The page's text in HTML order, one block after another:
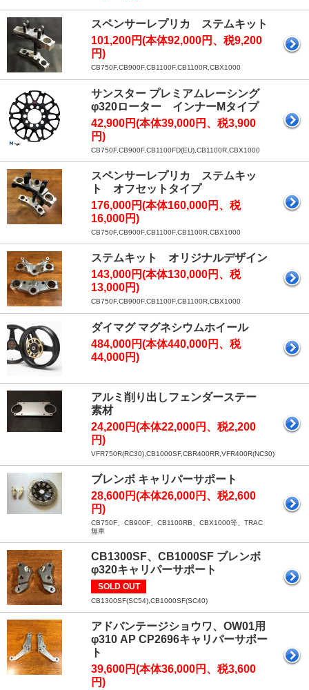
スペンサーレプリカ ステムキット
101,200円(本体92,000円、税9,200
円)
CB750F,CB900F,CB1100F,CB1100R,CBX1000
サンスター プレミアムレーシング
φ320ローター インナーMタイプ
42,900円(本体39,000円、税3,900
円)
CB750F,CB900F,CB1100FD(EU),CB1100R,CBX1000
スペンサーレプリカ ステムキッ
ト オフセットタイプ
176,000円(本体160,000円、税
16,000円)
CB750F,CB900F,CB1100F,CB1100R,CBX1000
ステムキット オリジナルデザイン
143,000円(本体130,000円、税
13,000円)
CB750F,CB900F,CB1100F,CB1100R,CBX1000
ダイマグ マグネシウムホイール
484,000円(本体440,000円、税
44,000円)
アルミ削り出しフェンダーステー
素材
24,200円(本体22,000円、税2,200
円)
VFR750R(RC30),CB1000SF,CBR400RR,VFR400R(NC30)
ブレンボ キャリパーサポート
28,600円(本体26,000円、税2,600
円)
CB750F、CB900F、CB1100RB、CBX1000等、TRAC
無車
CB1300SF、CB1000SF ブレンボ
φ320キャリパーサポート
SOLD OUT
CB1300SF(SC54),CB1000SF(SC40)
アドバンテージショウワ、OW01用
φ310 AP CP2696キャリパーサポー
ト
39,600円(本体36,000円、税3,600
円)